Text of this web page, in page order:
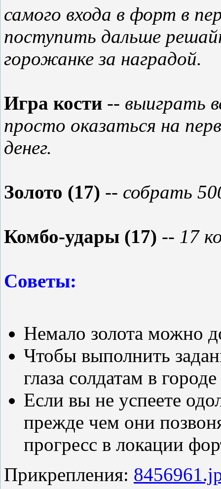
самого входа в форт в
поступить дальше
горожанке за наградой.
Игра кости -- выиграть
просто оказаться на
денег.
Золото (17) -- собрать
Комбо-удары (17) -- 17
Советы:
Немало золота можно
Чтобы выполнить
глаза солдатам в городе
Если вы не успеете
прежде чем они
прогресс в локации
Прикрепления: